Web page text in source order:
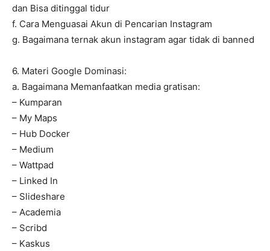
dan Bisa ditinggal tidur
f. Cara Menguasai Akun di Pencarian Instagram
g. Bagaimana ternak akun instagram agar tidak di banned
6. Materi Google Dominasi:
a. Bagaimana Memanfaatkan media gratisan:
– Kumparan
– My Maps
– Hub Docker
– Medium
– Wattpad
– Linked In
– Slideshare
– Academia
– Scribd
– Kaskus